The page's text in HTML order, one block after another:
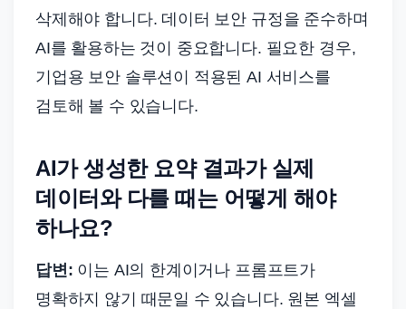
삭제해야 합니다. 데이터 보안 규정을 준수하며
AI를 활용하는 것이 중요합니다. 필요한 경우,
기업용 보안 솔루션이 적용된 AI 서비스를
검토해 볼 수 있습니다.
AI가 생성한 요약 결과가 실제
데이터와 다를 때는 어떻게 해야
하나요?
답변: 이는 AI의 한계이거나 프롬프트가
명확하지 않기 때문일 수 있습니다. 원본 엑셀